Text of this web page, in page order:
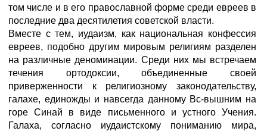
том числе и в его православной форме среди евреев в
последние два десятилетия советской власти.
Вместе с тем, иудаизм, как национальная конфессия
евреев, подобно другим мировым религиям разделен
на различные деноминации. Среди них мы встречаем
течения ортодоксии, объединенные своей
приверженности к религиозному законодательству,
галахе, единожды и навсегда данному Вс-вышним на
горе Синай в виде письменного и устного Учения.
Галаха, согласно иудаистскому пониманию мира,